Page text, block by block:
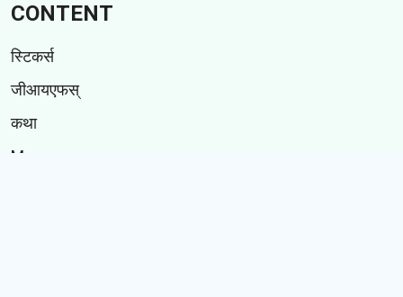
CONTENT
स्टिकर्स
जीआयएफस्
कथा
Memes